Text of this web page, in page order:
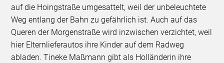
auf die Hoingstraße umgesattelt, weil der unbeleuchtete
Weg entlang der Bahn zu gefährlich ist. Auch auf das
Queren der Morgenstraße wird inzwischen verzichtet, weil
hier Elternlieferautos ihre Kinder auf dem Radweg
abladen. Tineke Maßmann gibt als Holländerin ihre